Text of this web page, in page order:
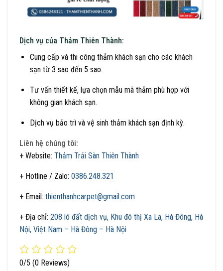
Dịch vụ của Thảm Thiên Thành:
Cung cấp và thi công thảm khách sạn cho các khách
sạn từ 3 sao đến 5 sao.
Tư vấn thiết kế, lựa chọn mẫu mã thảm phù hợp với
không gian khách sạn.
Dịch vụ bảo trì và vệ sinh thảm khách sạn định kỳ.
Liên hệ chúng tôi:
+ Website: Thảm Trải Sàn Thiên Thành
+ Hotline / Zalo: 0386.248.321
+ Email: thienthanhcarpet@gmail.com
+ Địa chỉ: 208 lô đất dịch vụ, Khu đô thị Xa La, Hà Đông, Hà
Nội, Việt Nam – Hà Đông – Hà Nội
0/5 (0 Reviews)